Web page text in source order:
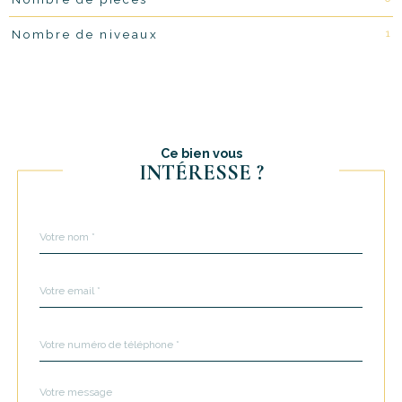
Nombre de niveaux 1
Ce bien vous
INTÉRESSE ?
par
*
*
*
Fieldset
Message